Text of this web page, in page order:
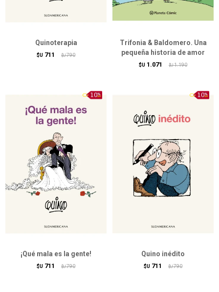
Quinoterapia
$U 711 $U 790
Trifonia & Baldomero. Una
pequeña historia de amor
$U 1.071 $U 1.190
¡Qué mala es la gente!
$U 711 $U 790
Quino inédito
$U 711 $U 790